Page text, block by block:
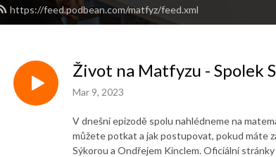
https://feed.podbean.com/matfyz/feed.xml
Život na Matfyzu - Spolek
Mar 9, 2023
V dnešní epizodě spolu nahlédneme na
můžete potkat a jak postupovat, pokud máte
Sýkorou a Ondřejem Kinclem. Oficiální